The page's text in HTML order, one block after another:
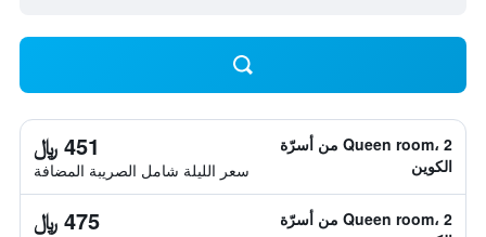
Queen room، 2 من أسرّة
الكوين
451 ﷼
سعر الليلة شامل الصريبة المضافة
Queen room، 2 من أسرّة
475 ﷼